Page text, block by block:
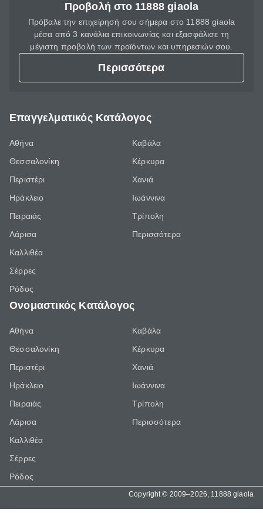
Προβολή στο 11888 giaola
Πρόβαλε την επιχείρησή σου σήμερα στο 11888 giaola
μέσα από 3 κανάλια επικοινωνίας και εξασφάλισε τη
μέγιστη προβολή των προϊόντων και υπηρεσιών σου.
Περισσότερα
Επαγγελματικός Κατάλογος
Αθήνα
Θεσσαλονίκη
Περιστέρι
Ηράκλειο
Πειραιάς
Λάρισα
Καλλιθέα
Σέρρες
Ρόδος
Καβάλα
Κέρκυρα
Χανιά
Ιωάννινα
Τρίπολη
Περισσότερα
Ονομαστικός Κατάλογος
Αθήνα
Θεσσαλονίκη
Περιστέρι
Ηράκλειο
Πειραιάς
Λάρισα
Καλλιθέα
Σέρρες
Ρόδος
Καβάλα
Κέρκυρα
Χανιά
Ιωάννινα
Τρίπολη
Περισσότερα
Copyright © 2009–2026, 11888 giaola